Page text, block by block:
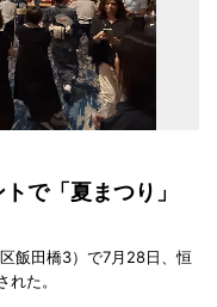
トで「夏まつり」
飯田橋3）で7月28日、恒
た。